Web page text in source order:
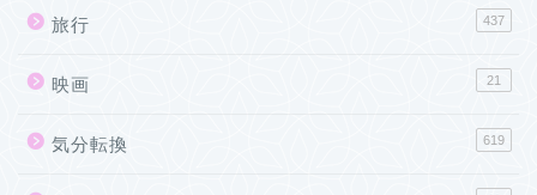
旅行 437
映画 21
気分転換 619